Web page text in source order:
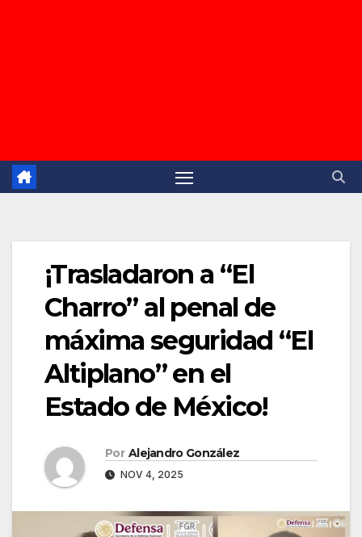
¡Trasladaron a “El
Charro” al penal de
máxima seguridad “El
Altiplano” en el
Estado de México!
Por Alejandro González
NOV 4, 2025